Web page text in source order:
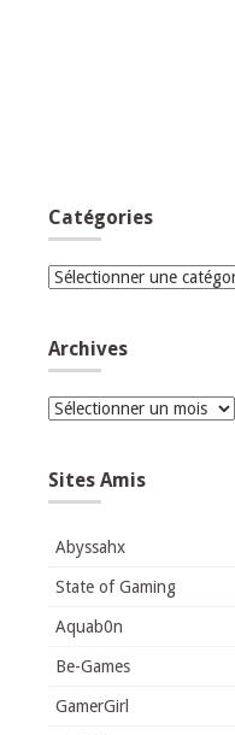
Catégories
Catégories
Archives
Archives
Sites Amis
Abyssahx
State of Gaming
Aquab0n
Be-Games
GamerGirl